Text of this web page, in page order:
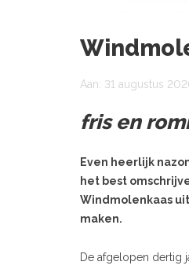
Aan: 31 augustus
fris en
Even heerlijk
het best
Windmolenkaas
maken.
De afgelopen dertig